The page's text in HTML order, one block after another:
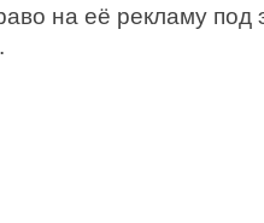
на её рекламу